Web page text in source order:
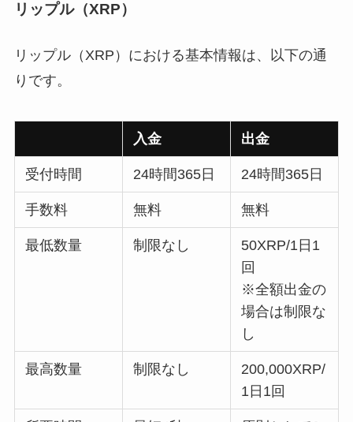
リップル（XRP）
リップル（XRP）における基本情報は、以下の通
りです。
入金 出金
受付時間 24時間365日 24時間365日
手数料 無料 無料
最低数量 制限なし
50XRP/1日1
回
※全額出金の
場合は制限な
し
最高数量 制限なし
200,000XRP/
1日1回